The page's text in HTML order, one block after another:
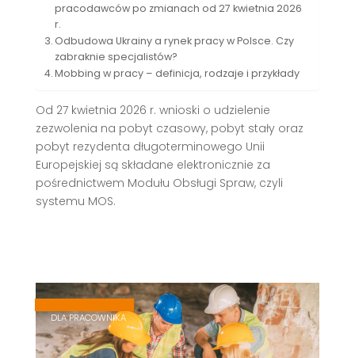
pracodawców po zmianach od 27 kwietnia 2026
r.
Odbudowa Ukrainy a rynek pracy w Polsce. Czy
zabraknie specjalistów?
Mobbing w pracy – definicja, rodzaje i przykłady
Od 27 kwietnia 2026 r. wnioski o udzielenie
zezwolenia na pobyt czasowy, pobyt stały oraz
pobyt rezydenta długoterminowego Unii
Europejskiej są składane elektronicznie za
pośrednictwem Modułu Obsługi Spraw, czyli
systemu MOS.
DLA PRACOWNIKA